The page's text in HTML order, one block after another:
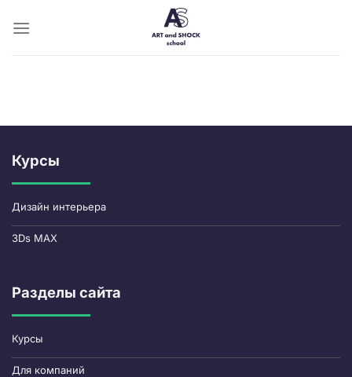
Курсы
Дизайн интерьера
3Ds MAX
Разделы сайта
Курсы
Для компаний